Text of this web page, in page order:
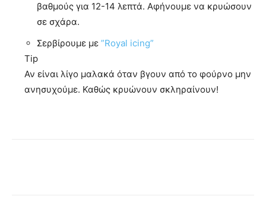
βαθμούς για 12-14 λεπτά. Αφήνουμε να κρυώσουν
σε σχάρα.
Σερβίρουμε με ”Royal icing”
Tip
Αν είναι λίγο μαλακά όταν βγουν από το φούρνο μην
ανησυχούμε. Καθώς κρυώνουν σκληραίνουν!